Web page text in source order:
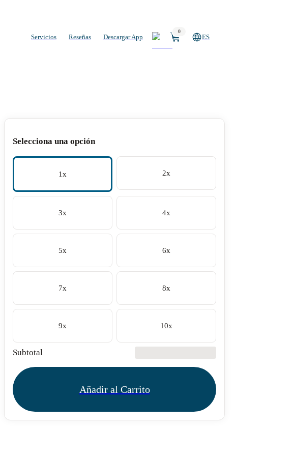
Servicios Reseñas Descargar App
0
ES
Selecciona una opción
1x 2x
3x 4x
5x 6x
7x 8x
9x 10x
Subtotal
Añadir al Carrito